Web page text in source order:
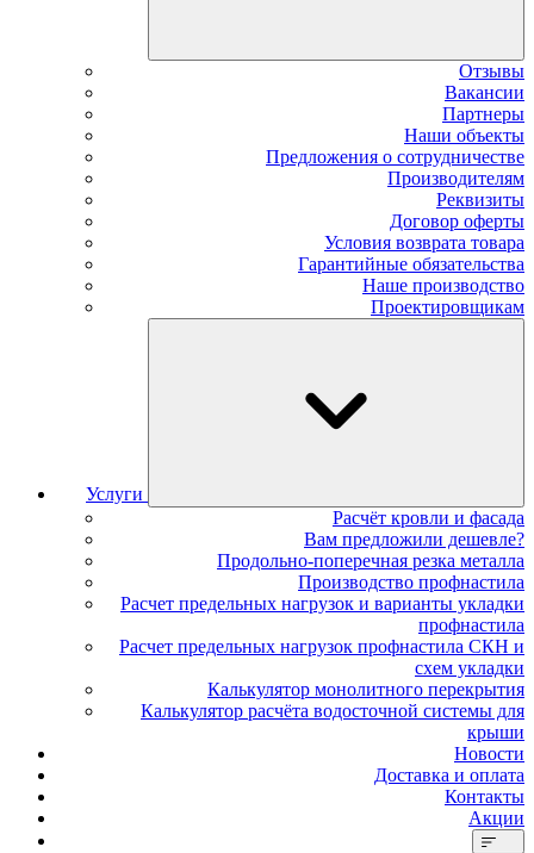
Отзывы
Вакансии
Партнеры
Наши объекты
Предложения о сотрудничестве
Производителям
Реквизиты
Договор оферты
Условия возврата товара
Гарантийные обязательства
Наше производство
Проектировщикам
Услуги
Расчёт кровли и фасада
Вам предложили дешевле?
Продольно-поперечная резка металла
Производство профнастила
Расчет предельных нагрузок и варианты укладки
профнастила
Расчет предельных нагрузок профнастила СКН и
схем укладки
Калькулятор монолитного перекрытия
Калькулятор расчёта водосточной системы для
крыши
Новости
Доставка и оплата
Контакты
Акции